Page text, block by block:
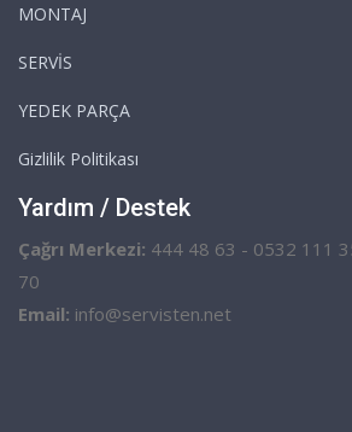
MONTAJ
SERVİS
YEDEK PARÇA
Gizlilik Politikası
Yardım / Destek
Çağrı Merkezi: 444 48 63 - 0532 111
70
Email: info@servisten.net